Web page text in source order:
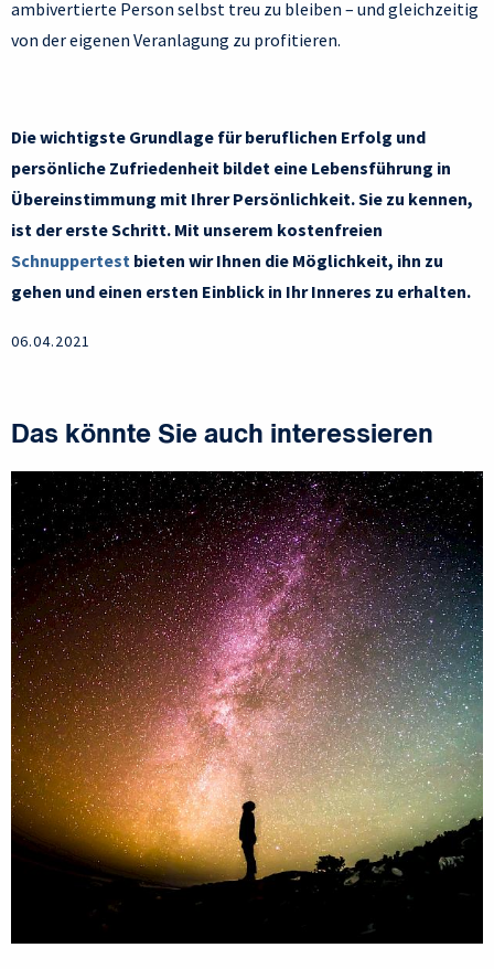
ambivertierte Person selbst treu zu bleiben – und gleichzeitig
von der eigenen Veranlagung zu profitieren.
Die wichtigste Grundlage für beruflichen Erfolg und
persönliche Zufriedenheit bildet eine Lebensführung in
Übereinstimmung mit Ihrer Persönlichkeit. Sie zu kennen,
ist der erste Schritt. Mit unserem kostenfreien
Schnuppertest bieten wir Ihnen die Möglichkeit, ihn zu
gehen und einen ersten Einblick in Ihr Inneres zu erhalten.
06.04.2021
Das könnte Sie auch interessieren